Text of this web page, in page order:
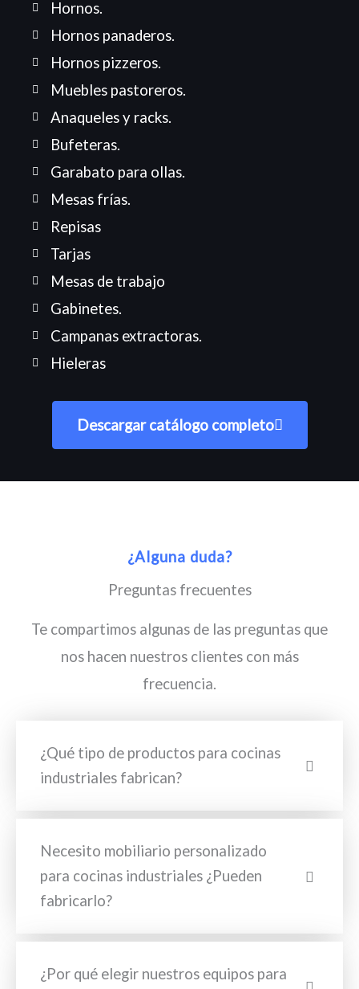
Hornos.
Hornos panaderos.
Hornos pizzeros.
Muebles pastoreros.
Anaqueles y racks.
Bufeteras.
Garabato para ollas.
Mesas frías.
Repisas
Tarjas
Mesas de trabajo
Gabinetes.
Campanas extractoras.
Hieleras
Descargar catálogo completo
¿Alguna duda?
Preguntas frecuentes
Te compartimos algunas de las preguntas que
nos hacen nuestros clientes con más
frecuencia.
¿Qué tipo de productos para cocinas
industriales fabrican?
Necesito mobiliario personalizado
para cocinas industriales ¿Pueden
fabricarlo?
¿Por qué elegir nuestros equipos para